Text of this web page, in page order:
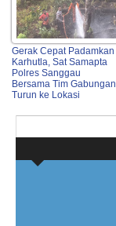
Gerak Cepat Padamkan
Karhutla, Sat Samapta
Polres Sanggau
Bersama Tim Gabungan
Turun ke Lokasi